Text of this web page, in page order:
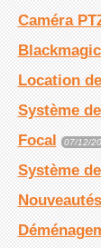
Caméra
Location
Système
Focal
07/12/
Système